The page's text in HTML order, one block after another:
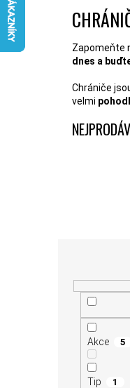
Zapomeňte
dnes a
Chrániče
velmi
Akce 5
Tip 1